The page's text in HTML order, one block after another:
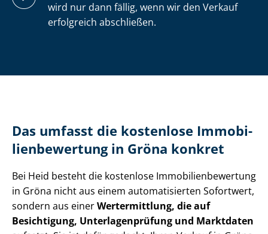
wird nur dann fällig, wenn wir den Verkauf
erfolgreich abschließen.
Das umfasst die kostenlose Im­mo­bi­
li­en­be­wer­tung in Gröna konkret
Bei Heid besteht die kostenlose Im­mo­bi­li­en­be­wer­tung
in Gröna nicht aus einem automatisierten Sofortwert,
sondern aus einerWertermittlung, die auf
Besichtigung, Un­ter­la­gen­prü­fung und Marktdaten